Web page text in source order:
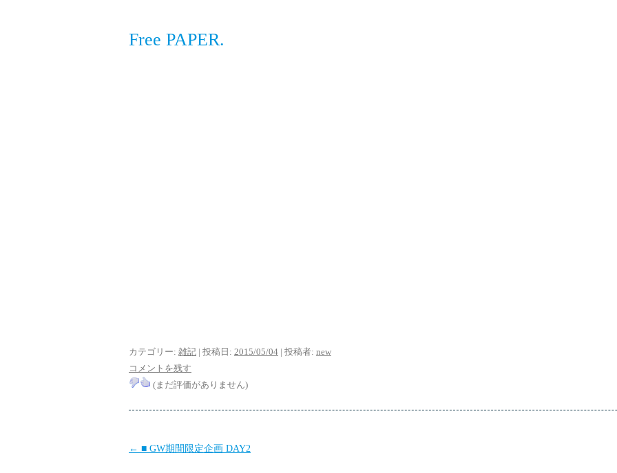
Free PAPER.
カテゴリー: 雑記 | 投稿日: 2015/05/04 | 投稿者: new
コメントを残す
(まだ評価がありません)
投
← ■ GW期間限定企画 DAY2